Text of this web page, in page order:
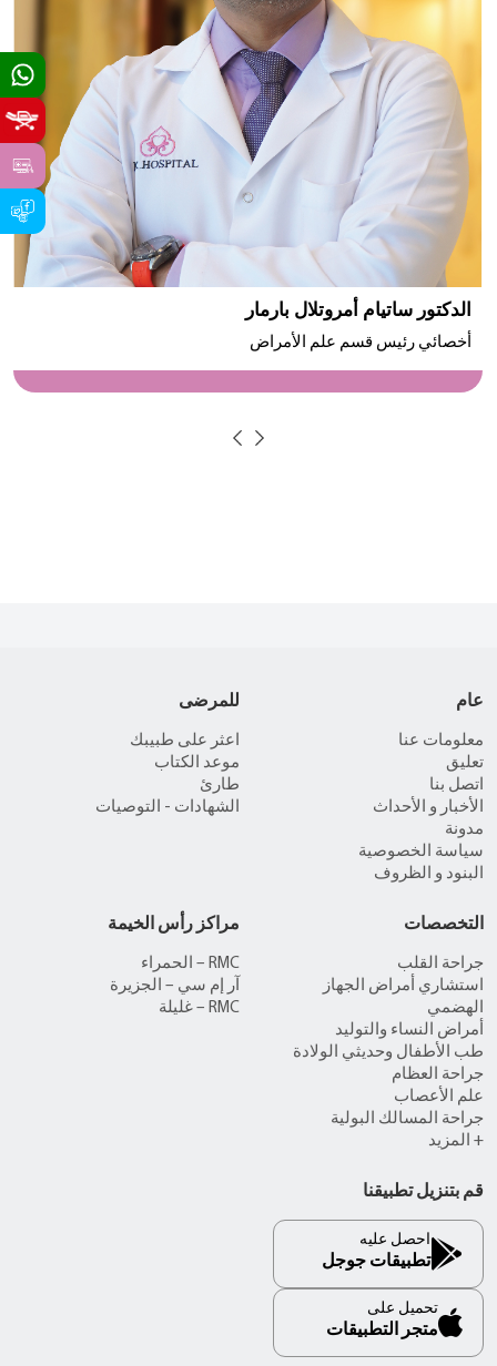
الدكتور ساتيام أمروتلال بارمار
أخصائي رئيس قسم علم الأمراض
عام
معلومات عنا
تعليق
اتصل بنا
الأخبار و الأحداث
مدونة
سياسة الخصوصية
البنود و الظروف
للمرضى
اعثر على طبيبك
موعد الكتاب
طارئ
الشهادات - التوصيات
التخصصات
جراحة القلب
استشاري أمراض الجهاز
الهضمي
أمراض النساء والتوليد
طب الأطفال وحديثي الولادة
جراحة العظام
علم الأعصاب
جراحة المسالك البولية
+ المزيد
مراكز رأس الخيمة
RMC – الحمراء
آر إم سي – الجزيرة
RMC – غليلة
قم بتنزيل تطبيقنا
احصل عليه
تطبيقات جوجل
تحميل على
متجر التطبيقات